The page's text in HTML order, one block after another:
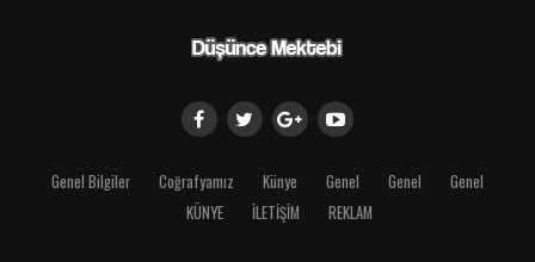
Genel Bilgiler Coğrafyamız Künye Genel Genel
Genel
KÜNYE
İLETİŞİM REKLAM